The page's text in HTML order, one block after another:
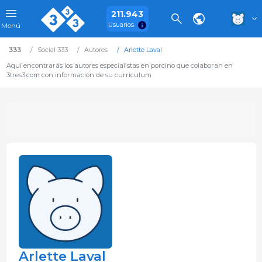
Menú
211.943
Usuarios
333 Social 333 Autores
Arlette Laval
Aquí encontrarás los autores especialistas en porcino que colaboran en
3tres3.com con información de su curriculum
Arlette Laval